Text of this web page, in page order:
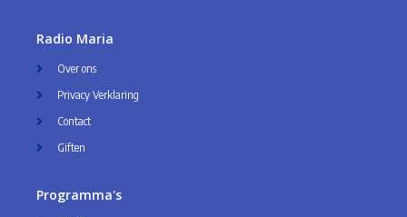
Radio Maria
Over ons
Privacy Verklaring
Contact
Giften
Programma's